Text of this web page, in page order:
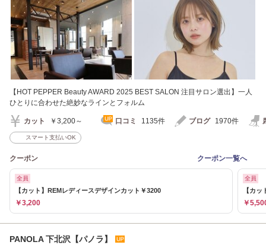
【HOT PEPPER Beauty AWARD 2025 BEST SALON 注目サロン選出】一人
ひとりに合わせた絶妙なラインとフォルム
カット ￥3,200～ 口コミ 1135件 ブログ 1970件
スマート支払いOK
クーポン クーポン一覧へ
全員
【カット】REMレディースデザインカット￥3200
￥3,200
全員
【カ
￥
PANOLA 下北沢【パノラ】